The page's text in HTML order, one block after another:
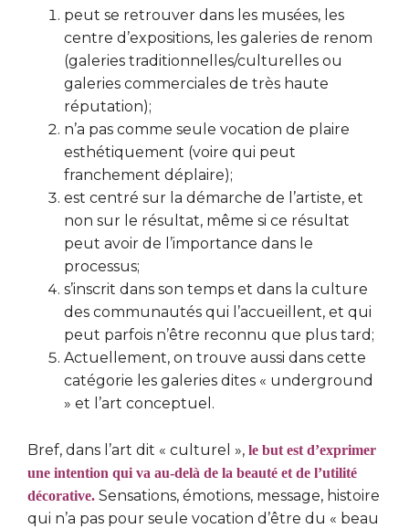
peut se retrouver dans les musées, les
centre d’expositions, les galeries de renom
(galeries traditionnelles/culturelles ou
galeries commerciales de très haute
réputation);
n’a pas comme seule vocation de plaire
esthétiquement (voire qui peut
franchement déplaire);
est centré sur la démarche de l’artiste, et
non sur le résultat, même si ce résultat
peut avoir de l’importance dans le
processus;
s’inscrit dans son temps et dans la culture
des communautés qui l’accueillent, et qui
peut parfois n’être reconnu que plus tard;
Actuellement, on trouve aussi dans cette
catégorie les galeries dites « underground
» et l’art conceptuel.
Bref, dans l’art dit « culturel », le but est d’exprimer
une intention qui va au-delà de la beauté et de l’utilité
décorative. Sensations, émotions, message, histoire
qui n’a pas pour seule vocation d’être du « beau